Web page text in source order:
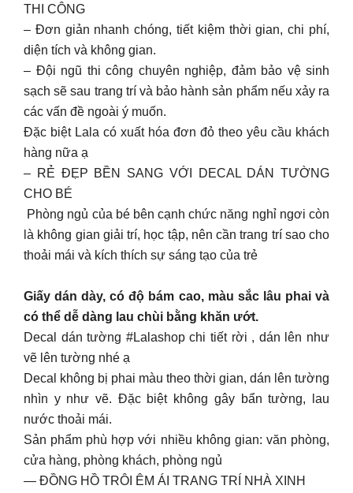
THI CÔNG
– Đơn giản nhanh chóng, tiết kiệm thời gian, chi phí,
diện tích và không gian.
– Đội ngũ thi công chuyên nghiệp, đảm bảo vệ sinh
sạch sẽ sau trang trí và bảo hành sản phẩm nếu xảy ra
các vấn đề ngoài ý muốn.
Đặc biệt Lala có xuất hóa đơn đỏ theo yêu cầu khách
hàng nữa ạ
– RẺ ĐẸP BỀN SANG VỚI DECAL DÁN TƯỜNG
CHO BÉ
️ Phòng ngủ của bé bên cạnh chức năng nghỉ ngơi còn
là không gian giải trí, học tập, nên cần trang trí sao cho
thoải mái và kích thích sự sáng tạo của trẻ
Giấy dán dày, có độ bám cao, màu sắc lâu phai và
có thể dễ dàng lau chùi bằng khăn ướt.
Decal dán tường #Lalashop chi tiết rời , dán lên như
vẽ lên tường nhé ạ
Decal không bị phai màu theo thời gian, dán lên tường
nhìn y như vẽ. Đặc biệt không gây bẩn tường, lau
nước thoải mái.
Sản phẩm phù hợp với nhiều không gian: văn phòng,
cửa hàng, phòng khách, phòng ngủ
— ĐỒNG HỒ TRÔI ÊM ÁI TRANG TRÍ NHÀ XINH